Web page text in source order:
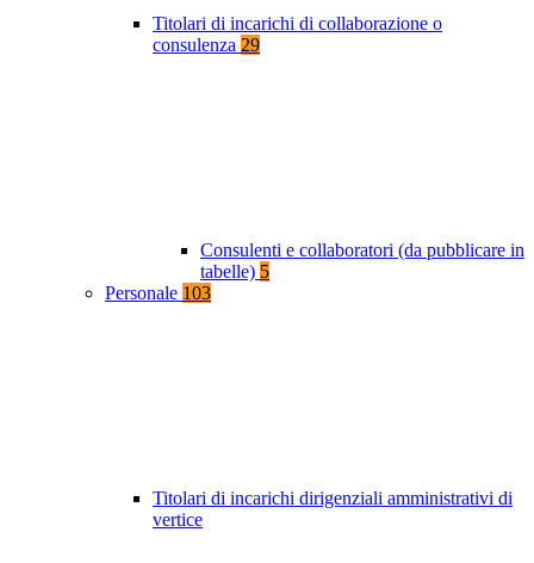
Titolari di incarichi di collaborazione o
consulenza 29
Consulenti e collaboratori (da pubblicare in
tabelle) 5
Personale 103
Titolari di incarichi dirigenziali amministrativi di
vertice